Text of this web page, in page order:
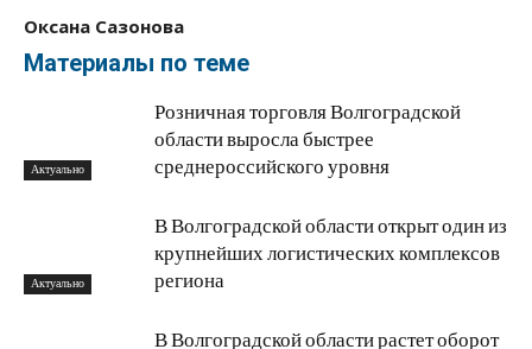
Оксана Сазонова
Материалы по теме
Актуально
Розничная торговля Волгоградской
области выросла быстрее
среднероссийского уровня
Актуально
В Волгоградской области открыт один из
крупнейших логистических комплексов
региона
В Волгоградской области растет оборот